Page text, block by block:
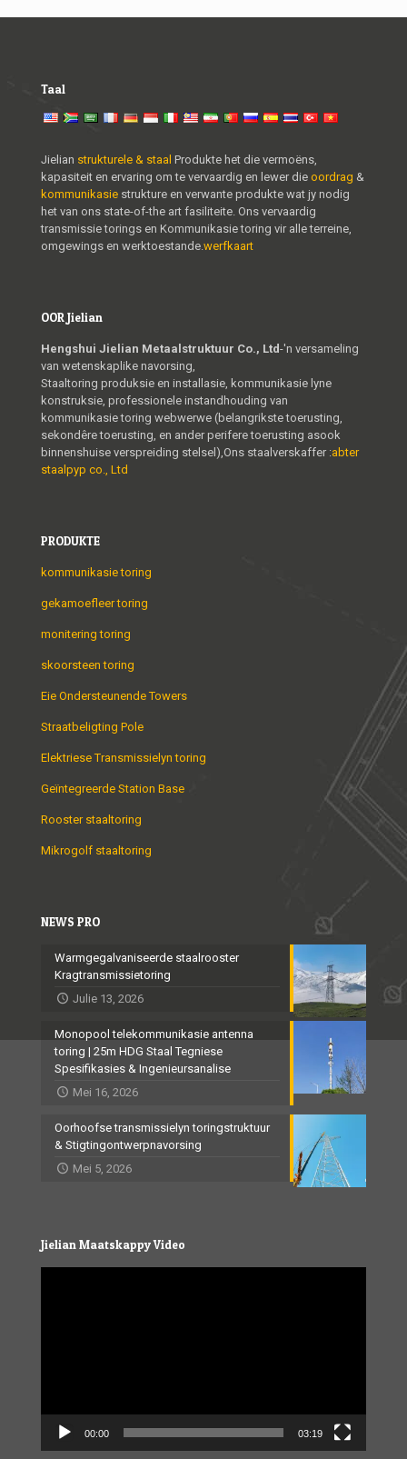
Taal
Jielian strukturele & staal Produkte het die vermoëns,
kapasiteit en ervaring om te vervaardig en lewer die oordrag &
kommunikasie strukture en verwante produkte wat jy nodig
het van ons state-of-the art fasiliteite. Ons vervaardig
transmissie torings en Kommunikasie toring vir alle terreine,
omgewings en werktoestande.werfkaart
OOR Jielian
Hengshui Jielian Metaalstruktuur Co., Ltd-'n versameling
van wetenskaplike navorsing,
Staaltoring produksie en installasie, kommunikasie lyne
konstruksie, professionele instandhouding van
kommunikasie toring webwerwe (belangrikste toerusting,
sekondêre toerusting, en ander perifere toerusting asook
binnenshuise verspreiding stelsel),Ons staalverskaffer :abter
staalpyp co., Ltd
PRODUKTE
kommunikasie toring
gekamoefleer toring
monitering toring
skoorsteen toring
Eie Ondersteunende Towers
Straatbeligting Pole
Elektriese Transmissielyn toring
Geïntegreerde Station Base
Rooster staaltoring
Mikrogolf staaltoring
NEWS PRO
Warmgegalvaniseerde staalrooster
Kragtransmissietoring
Julie 13, 2026
Monopool telekommunikasie antenna
toring | 25m HDG Staal Tegniese
Spesifikasies & Ingenieursanalise
Mei 16, 2026
Oorhoofse transmissielyn toringstruktuur
& Stigtingontwerpnavorsing
Mei 5, 2026
Jielian Maatskappy Video
00:00 03:19